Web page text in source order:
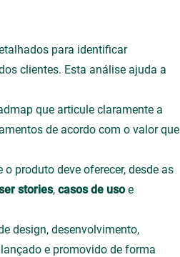
para identificar
clientes. Esta análise ajuda a
que articule claramente a
de acordo com o valor que
produto deve oferecer, desde as
stories,casos de usoe
design, desenvolvimento,
e promovido de forma